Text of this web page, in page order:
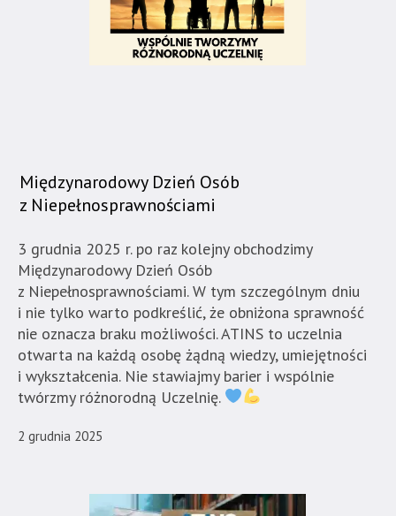
Międzynarodowy Dzień Osób
z Niepełnosprawnościami
3 grudnia 2025 r. po raz kolejny obchodzimy
Międzynarodowy Dzień Osób
z Niepełnosprawnościami. W tym szczególnym dniu
i nie tylko warto podkreślić, że obniżona sprawność
nie oznacza braku możliwości. ATINS to uczelnia
otwarta na każdą osobę żądną wiedzy, umiejętności
i wykształcenia. Nie stawiajmy barier i wspólnie
twórzmy różnorodną Uczelnię.
2 grudnia 2025